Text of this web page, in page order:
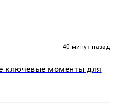
40 минут назад
ключевые моменты для